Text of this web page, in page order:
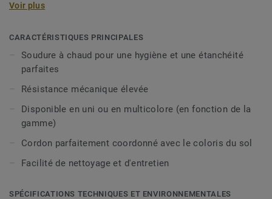
Voir plus
CARACTÉRISTIQUES PRINCIPALES
Soudure à chaud pour une hygiène et une étanchéité
parfaites
Résistance mécanique élevée
Disponible en uni ou en multicolore (en fonction de la
gamme)
Cordon parfaitement coordonné avec le coloris du sol
Facilité de nettoyage et d'entretien
SPÉCIFICATIONS TECHNIQUES ET ENVIRONNEMENTALES